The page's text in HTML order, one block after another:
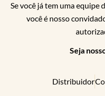
Se você já tem uma equipe
você é nosso
Seja
Distribuidor